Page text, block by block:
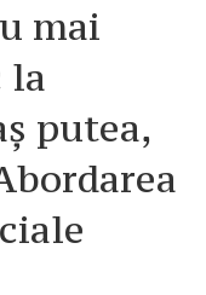
mai
la
putea,